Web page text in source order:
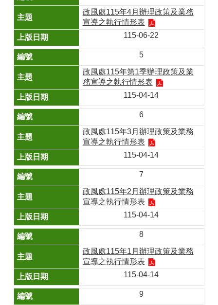
政風處115年4月辦理政策及業務
宣導之執行情形表
115-06-22
5
政風處115年第1季辦理政策及業
務宣導之執行情形表
115-04-14
6
政風處115年3月辦理政策及業務
宣導之執行情形表
115-04-14
7
政風處115年2月辦理政策及業務
宣導之執行情形表
115-04-14
8
政風處115年1月辦理政策及業務
宣導之執行情形表
115-04-14
9